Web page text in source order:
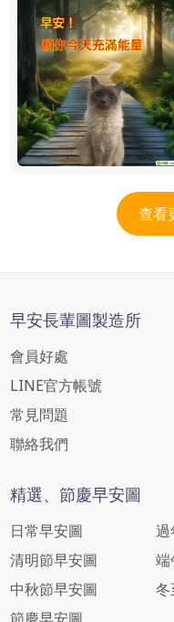
查看
早安長輩圖製造所
會員好處
LINE官方帳號
常見問題
聯絡我們
精選、節慶早安圖
日常早安圖
過
清明節早安圖
端
中秋節早安圖
冬